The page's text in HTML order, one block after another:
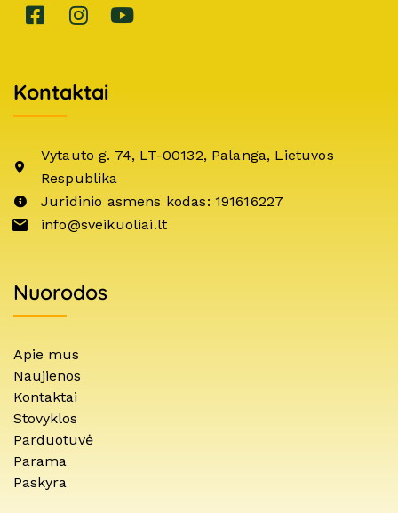
Kontaktai
Vytauto g. 74, LT-00132, Palanga, Lietuvos
Respublika
Juridinio asmens kodas: 191616227
info@sveikuoliai.lt
Nuorodos
Apie mus
Naujienos
Kontaktai
Stovyklos
Parduotuvė
Parama
Paskyra